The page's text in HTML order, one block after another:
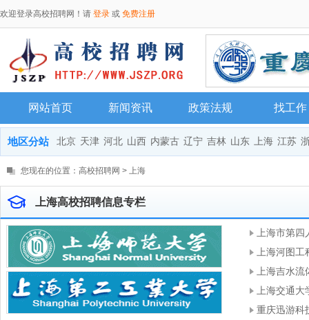
欢迎登录高校招聘网！请 登录 或 免费注册
网站首页 新闻资讯 政策法规 找工作
地区分站 北京 天津 河北 山西 内蒙古 辽宁 吉林 山东 上海 江苏
您现在的位置： 高校招聘网 > 上海
上海高校招聘信息专栏
上海市第
上海河图
上海吉水
上海交通
重庆迅游科